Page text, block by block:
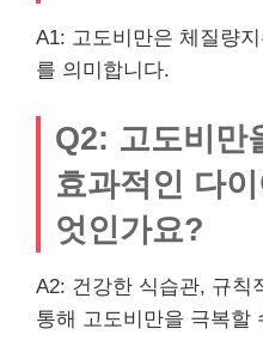
A1: 고도비만은 체질량
를 의미합니다.
Q2: 고도비만
효과적인 다
엇인가요?
A2: 건강한 식습관, 규칙
통해 고도비만을 극복할